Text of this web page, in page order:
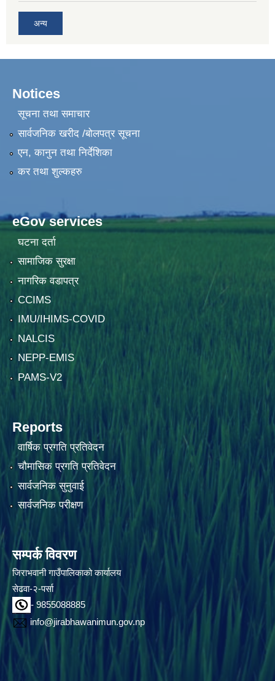
अन्य
Notices
सूचना तथा समाचार
सार्वजनिक खरीद /बोलपत्र सूचना
एन, कानुन तथा निर्देशिका
कर तथा शुल्कहरु
eGov services
घटना दर्ता
सामाजिक सुरक्षा
नागरिक वडापत्र
CCIMS
IMU/IHIMS-COVID
NALCIS
NEPP-EMIS
PAMS-V2
Reports
वार्षिक प्रगति प्रतिवेदन
चौमासिक प्रगति प्रतिवेदन
सार्वजनिक सुनुवाई
सार्वजनिक परीक्षण
सम्पर्क विवरण
जिराभवानी गाउँपालिकाको कार्यालय
सेढवा-२-पर्सा
- 9855088885
info@jirabhawanimun.gov.np